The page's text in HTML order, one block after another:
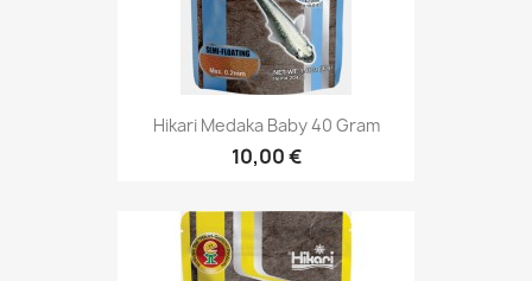
Hikari Medaka Baby 40 Gram
10,00 €